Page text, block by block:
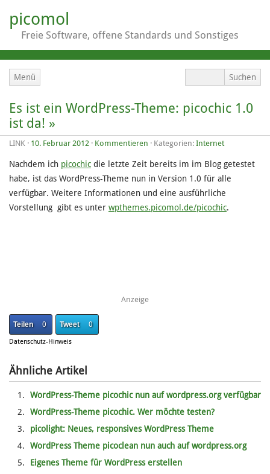
picomol
Freie Software, offene Standards und Sonstiges
Menü
Es ist ein WordPress-Theme: picochic 1.0
ist da! »
LINK · 10. Februar 2012 · Kommentieren · Kategorien: Internet
Nachdem ich picochic die letzte Zeit bereits im im Blog getestet
habe, ist das WordPress-Theme nun in Version 1.0 für alle
verfügbar. Weitere Informationen und eine ausführliche
Vorstellung gibt es unter wpthemes.picomol.de/picochic.
Anzeige
0
Teilen 0
Tweet
Datenschutz-Hinweis
Ähnliche Artikel
WordPress-Theme picochic nun auf wordpress.org verfügbar
WordPress-Theme picochic. Wer möchte testen?
picolight: Neues, responsives WordPress Theme
WordPress Theme picoclean nun auch auf wordpress.org
Eigenes Theme für WordPress erstellen